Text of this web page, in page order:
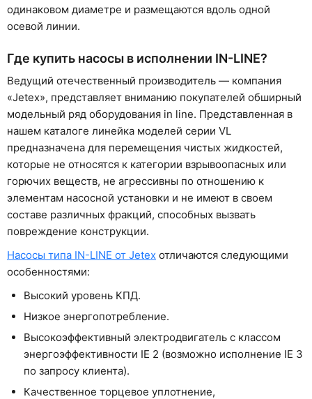
одинаковом диаметре и размещаются вдоль одной
осевой линии.
Где купить насосы в исполнении IN-LINE?
Ведущий отечественный производитель — компания
«Jetex», представляет вниманию покупателей обширный
модельный ряд оборудования in line. Представленная в
нашем каталоге линейка моделей серии VL
предназначена для перемещения чистых жидкостей,
которые не относятся к категории взрывоопасных или
горючих веществ, не агрессивны по отношению к
элементам насосной установки и не имеют в своем
составе различных фракций, способных вызвать
повреждение конструкции.
Насосы типа IN-LINE от Jetex отличаются следующими
особенностями:
Высокий уровень КПД.
Низкое энергопотребление.
Высокоэффективный электродвигатель с классом
энергоэффективности IE 2 (возможно исполнение IE 3
по запросу клиента).
Качественное торцевое уплотнение,